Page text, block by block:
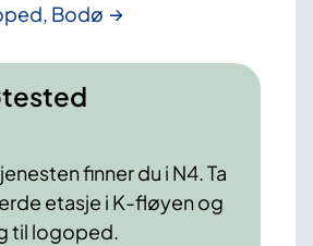
Bodø
finner du i N4. Ta
etasje i K-fløyen og
til logoped.